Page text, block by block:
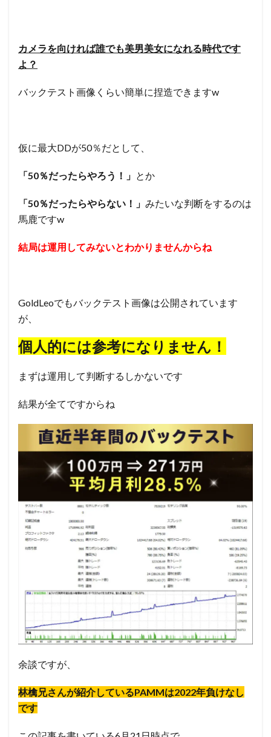
カメラを向ければ誰でも美男美女になれる時代です
よ？
バックテスト画像くらい簡単に捏造できますw
仮に最大DDが50％だとして、
「50％だったらやろう！」 とか
「50％だったらやらない！」 みたいな判断をするのは
馬鹿ですw
結局は運用してみないとわかりませんからね
GoldLeoでもバックテスト画像は公開されています
が、
個人的には参考になりません！
まずは運用して判断するしかないです
結果が全てですからね
余談ですが、
林檎兄さんが紹介しているPAMMは2022年負けなし
です